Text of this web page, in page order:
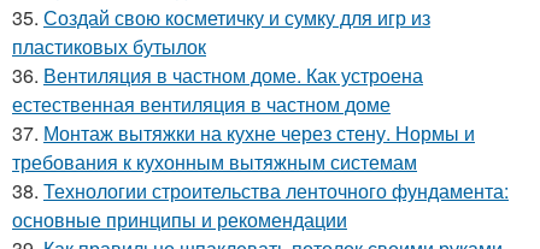
35. Создай свою косметичку и сумку для игр из
пластиковых бутылок
36. Вентиляция в частном доме. Как устроена
естественная вентиляция в частном доме
37. Монтаж вытяжки на кухне через стену. Нормы и
требования к кухонным вытяжным системам
38. Технологии строительства ленточного фундамента:
основные принципы и рекомендации